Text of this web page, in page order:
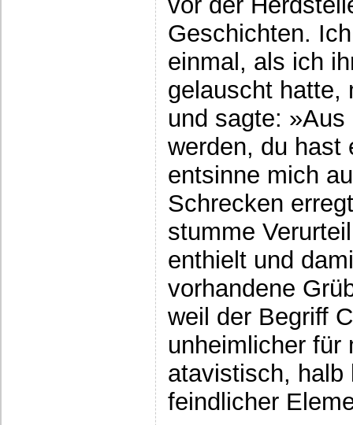
Geschichten.
einmal, als ich
gelauscht hatte,
und sagte: »Aus
werden, du hast
entsinne mich
Schrecken
stumme
enthielt und
vorhandene
weil der Begriff
unheimlicher für
atavistisch, halb
feindlicher